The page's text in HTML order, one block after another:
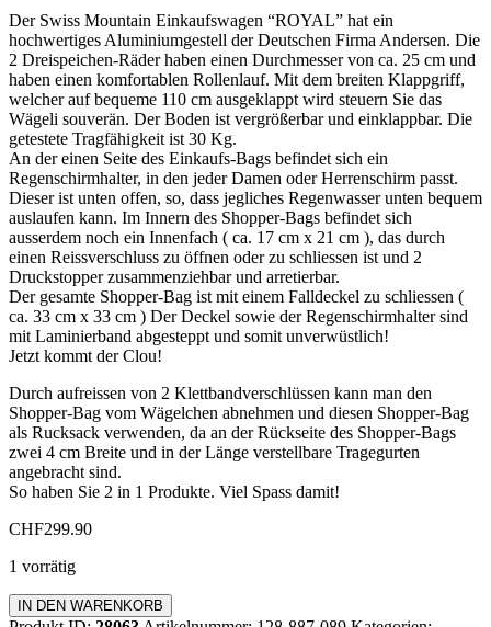
Der Swiss Mountain Einkaufswagen “ROYAL” hat ein
hochwertiges Aluminiumgestell der Deutschen Firma Andersen. Die
2 Dreispeichen-Räder haben einen Durchmesser von ca. 25 cm und
haben einen komfortablen Rollenlauf. Mit dem breiten Klappgriff,
welcher auf bequeme 110 cm ausgeklappt wird steuern Sie das
Wägeli souverän. Der Boden ist vergrößerbar und einklappbar. Die
getestete Tragfähigkeit ist 30 Kg.
An der einen Seite des Einkaufs-Bags befindet sich ein
Regenschirmhalter, in den jeder Damen oder Herrenschirm passt.
Dieser ist unten offen, so, dass jegliches Regenwasser unten bequem
auslaufen kann. Im Innern des Shopper-Bags befindet sich
ausserdem noch ein Innenfach ( ca. 17 cm x 21 cm ), das durch
einen Reissverschluss zu öffnen oder zu schliessen ist und 2
Druckstopper zusammenziehbar und arretierbar.
Der gesamte Shopper-Bag ist mit einem Falldeckel zu schliessen (
ca. 33 cm x 33 cm ) Der Deckel sowie der Regenschirmhalter sind
mit Laminierband abgesteppt und somit unverwüstlich!
Jetzt kommt der Clou!
Durch aufreissen von 2 Klettbandverschlüssen kann man den
Shopper-Bag vom Wägelchen abnehmen und diesen Shopper-Bag
als Rucksack verwenden, da an der Rückseite des Shopper-Bags
zwei 4 cm Breite und in der Länge verstellbare Tragegurten
angebracht sind.
So haben Sie 2 in 1 Produkte. Viel Spass damit!
CHF299.90
1 vorrätig
Einkaufswägeli
"ROYAL"
IN DEN WARENKORB